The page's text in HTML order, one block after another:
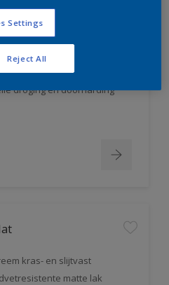
kras- en slijtvast
zijdeglanslak
droging en doorharding
kras- en slijtvast
matte lak
Settings
Reject All